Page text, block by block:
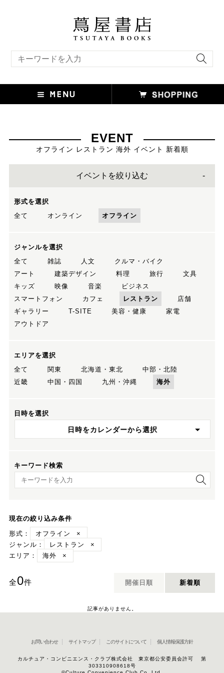
EVENT
オフライン レストラン 海外 イベント 新着順
イベントを絞り込む
形式を選択
全て
オンライン オフライン
ジャンルを選択
全て
雑誌 人文
クルマ・バイク
アート
建築デザイン 料理 旅行
文具
キッズ
映像 音楽
ビジネス
スマートフォン
カフェ レストラン
店舗
ギャラリー
T-SITE 美容・健康
家電
アウトドア
エリアを選択
全て
関東 北海道・東北
中部・北陸
近畿
中国・四国 九州・沖縄 海外
日時を選択
日時をカレンダーから選択
キーワード検索
キーワード検索
現在の絞り込み条件
形式：
オフライン
×
ジャンル：
レストラン
×
エリア：
海外 ×
全0件 開催日順 新着順
記事がありません。
お問い合わせ サイトマップ このサイトについて 個人情報保護方針
カルチュア・コンビニエンス・クラブ株式会社 東京都公安委員会許可 第
303310908618号